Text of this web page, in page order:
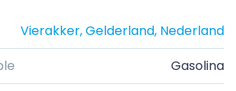
Vierakker, Gelderland, Nederland
Gasolina